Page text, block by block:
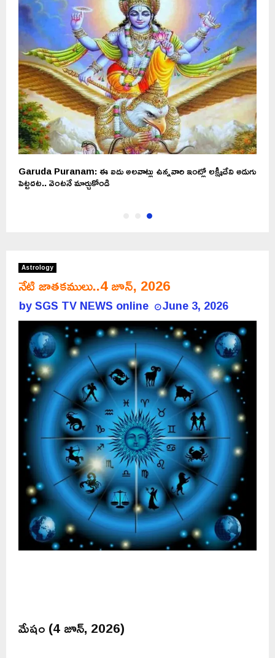
Garuda Puranam: ఈ ఐదు అలవాట్లు ఉన్నవారి ఇంట్లో లక్ష్మీదేవి అడుగు
పెట్టదట.. వెంటనే మార్చుకోండి
Astrology
నేటి జాతకములు..4 జూన్, 2026
bySGS TV NEWS online June 3, 2026
మేషం (4 జూన్, 2026)